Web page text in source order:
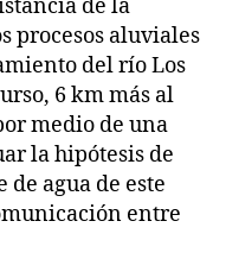
de la
procesos aluviales
del río Los
6 km más al
medio de una
la hipótesis de
agua de este
entre